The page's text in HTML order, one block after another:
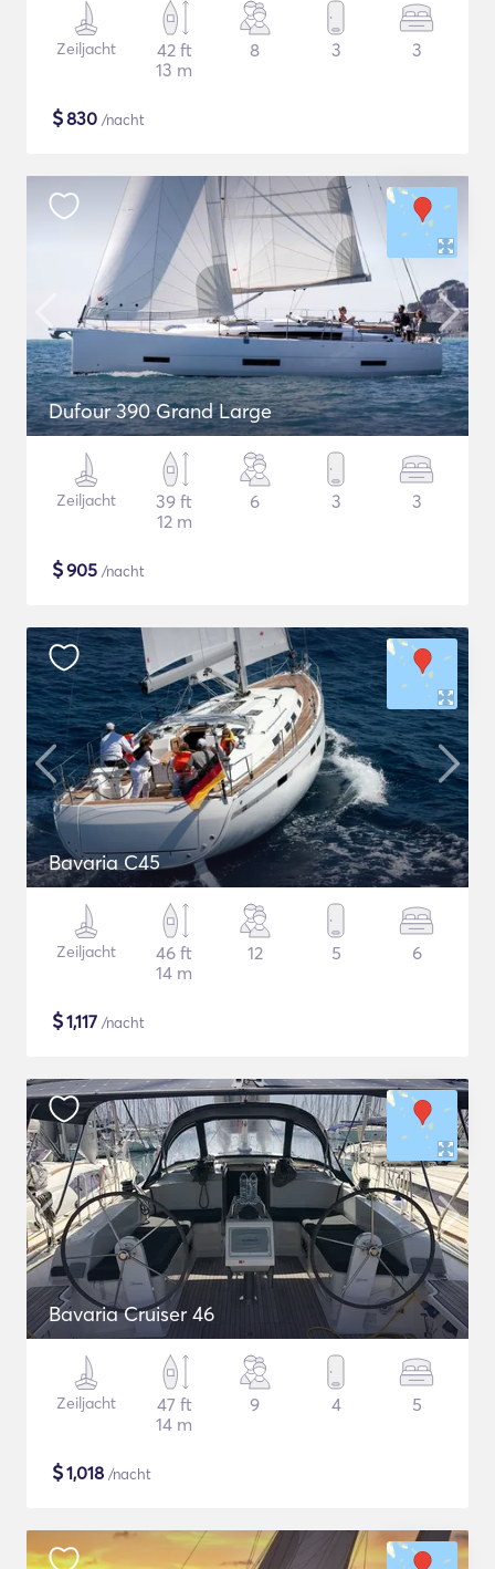
Zeiljacht
42 ft
13 m
8 3 3
$830 /nacht
Dufour 390 Grand Large
Zeiljacht
39 ft
12 m
6 3 3
$905 /nacht
Bavaria C45
Zeiljacht
46 ft
14 m
12 5 6
$1,117 /nacht
Bavaria Cruiser 46
Zeiljacht
47 ft
14 m
9 4 5
$1,018 /nacht